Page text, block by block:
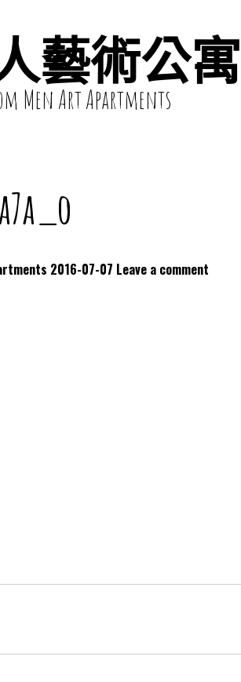
藝術公寓
Men Art Apartments
2016-07-07 Leave a comment